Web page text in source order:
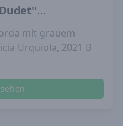
mit grauem
Urquiola, 2021 B